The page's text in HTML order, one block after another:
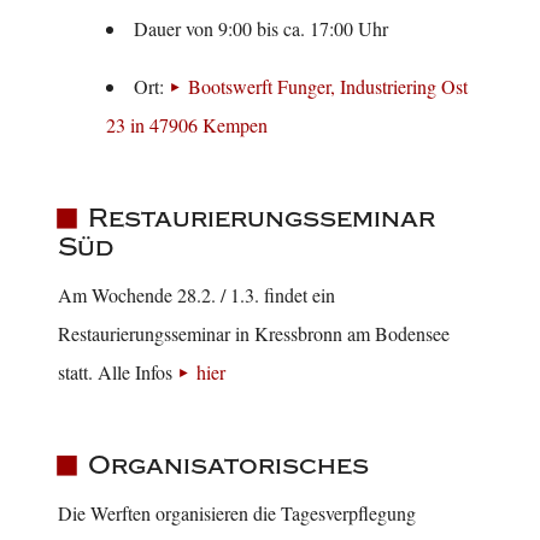
Dauer von 9:00 bis ca. 17:00 Uhr
Ort:
Bootswerft Funger, Industriering Ost
23 in 47906 Kempen
Restaurierungsseminar
Süd
Am Wochende 28.2. / 1.3. findet ein
Restaurierungsseminar in Kressbronn am Bodensee
statt. Alle Infos
hier
Organisatorisches
Die Werften organisieren die Tagesverpflegung